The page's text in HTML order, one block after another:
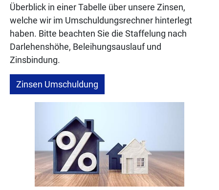
Überblick in einer Tabelle über unsere Zinsen,
welche wir im Umschuldungsrechner hinterlegt
haben. Bitte beachten Sie die Staffelung nach
Darlehenshöhe, Beleihungsauslauf und
Zinsbindung.
Zinsen Umschuldung